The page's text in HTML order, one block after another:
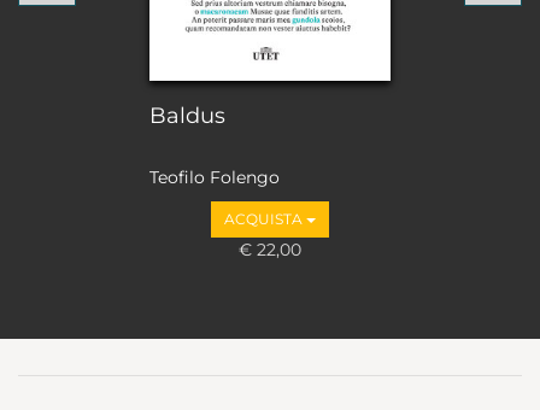
Baldus
Teofilo Folengo
ACQUISTA
€ 22,00